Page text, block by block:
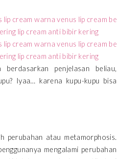
penjelasan beliau,
Iyaa… karena kupu-kupu bisa
perubahan atau metamorphosis.
mengalami perubahan